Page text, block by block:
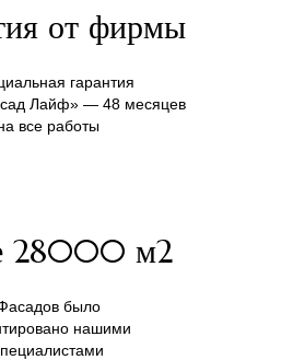
от фирмы
гарантия
Лайф» — 48 месяцев
все работы
28000 м2
было
нашими